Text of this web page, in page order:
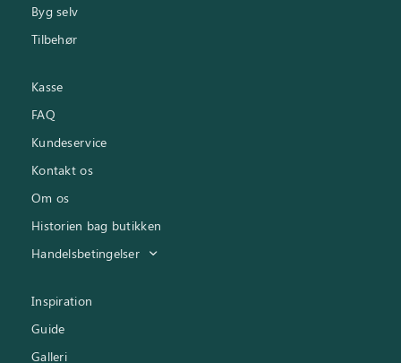
Byg selv
Tilbehør
Kasse
FAQ
Kundeservice
Kontakt os
Om os
Historien bag butikken
Handelsbetingelser
Inspiration
Guide
Galleri